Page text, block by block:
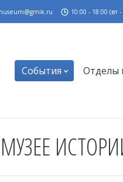
10:00 - 18:00 (вт
События Отделы